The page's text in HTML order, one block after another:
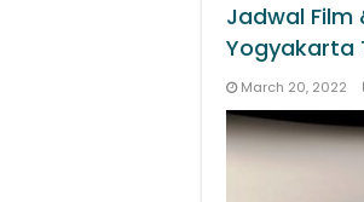
Jadwal Film
Yogyakarta
March 20, 2022